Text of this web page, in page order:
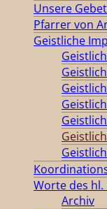
Unsere
Pfarrer von
Geistliche
Worte des
Archiv